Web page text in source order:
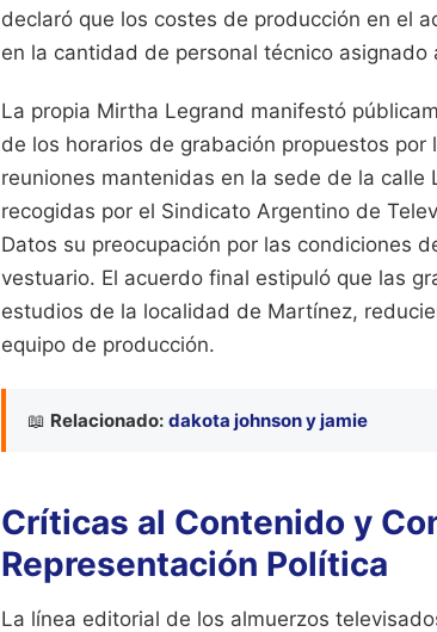
declaró que los costes de producción en el
en la cantidad de personal técnico asignado
La propia Mirtha Legrand manifestó
de los horarios de grabación propuestos
reuniones mantenidas en la sede de la
recogidas por el Sindicato Argentino de
Datos su preocupación por las condiciones
vestuario. El acuerdo final estipuló que las
estudios de la localidad de Martínez,
equipo de producción.
📖 Relacionado: dakota johnson y jamie
Críticas al Contenido y
Representación Política
La línea editorial de los almuerzos